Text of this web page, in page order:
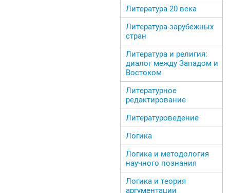
Литература 20 века
Литература зарубежных
стран
Литература и религия:
диалог между Западом и
Востоком
Литературное
редактирование
Литературоведение
Логика
Логика и методология
научного познания
Логика и теория
аргументации